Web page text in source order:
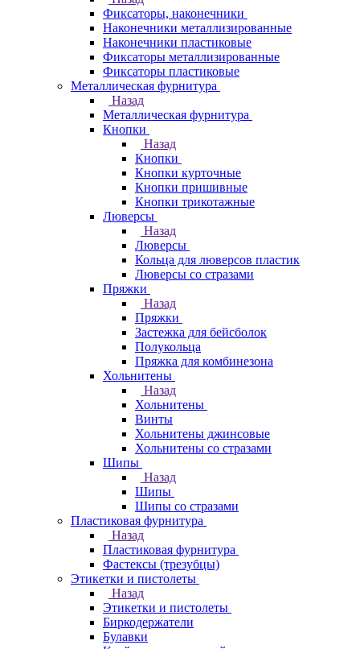
Фиксаторы, наконечники
Наконечники металлизированные
Наконечники пластиковые
Фиксаторы металлизированные
Фиксаторы пластиковые
Металлическая фурнитура
Назад
Металлическая фурнитура
Кнопки
Назад
Кнопки
Кнопки курточные
Кнопки пришивные
Кнопки трикотажные
Люверсы
Назад
Люверсы
Кольца для люверсов пластик
Люверсы со стразами
Пряжки
Назад
Пряжки
Застежка для бейсболок
Полукольца
Пряжка для комбинезона
Хольнитены
Назад
Хольнитены
Винты
Хольнитены джинсовые
Хольнитены со стразами
Шипы
Назад
Шипы
Шипы со стразами
Пластиковая фурнитура
Назад
Пластиковая фурнитура
Фастексы (трезубцы)
Этикетки и пистолеты
Назад
Этикетки и пистолеты
Биркодержатели
Булавки